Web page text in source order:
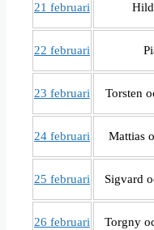
21 februari
22 februari
23 februari Torsten
24 februari Mattias
25 februari Sigvard
26 februari Torgny